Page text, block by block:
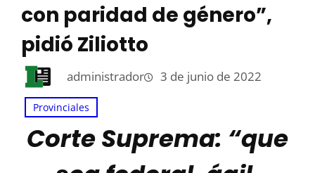
con paridad de género”,
pidió Ziliotto
administrador 3 de junio de 2022
Provinciales
Corte Suprema: “que